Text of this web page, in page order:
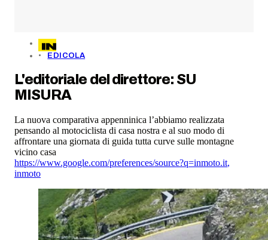
EDICOLA
L'editoriale del direttore: SU
MISURA
La nuova comparativa appenninica l’abbiamo realizzata
pensando al motociclista di casa nostra e al suo modo di
affrontare una giornata di guida tutta curve sulle montagne
vicino casa
https://www.google.com/preferences/source?q=inmoto.it,
inmoto